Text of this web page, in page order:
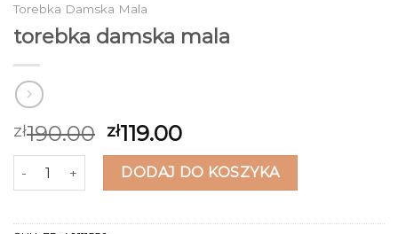
Torebka Damska Mala
torebka damska mala
zł190.00 zł119.00
ilość torebka damska malaDODAJ DO KOSZYKA